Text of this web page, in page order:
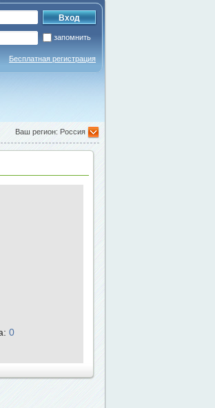
запомнить
Бесплатная регистрация
Ваш регион: Россия
0